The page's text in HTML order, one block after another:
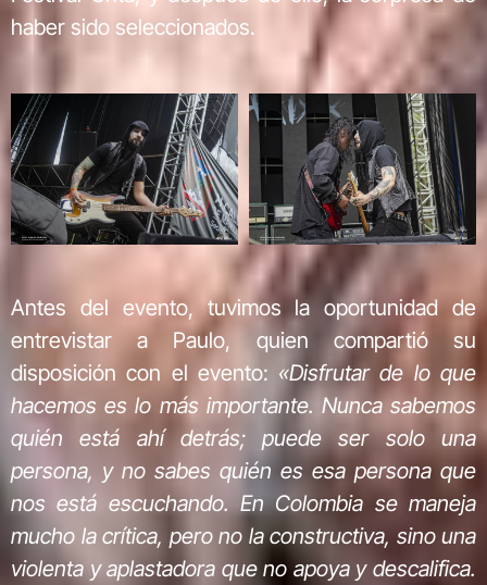
haber sido seleccionados.
Antes del evento, tuvimos la oportunidad de
entrevistar a Paulo, quien compartió su
disposición con el evento: «Disfrutar de lo que
hacemos es lo más importante. Nunca sabemos
quién está ahí detrás; puede ser solo una
persona, y no sabes quién es esa persona que
nos está escuchando. En Colombia se maneja
mucho la crítica, pero no la constructiva, sino una
violenta y aplastadora que no apoya y descalifica.